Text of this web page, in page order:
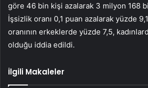
göre 46 bin kişi azalarak 3 milyon 168
İşsizlik oranı 0,1 puan azalarak yüzde
oranının erkeklerde yüzde 7,5,
olduğu iddia edildi.
İlgili Makaleler